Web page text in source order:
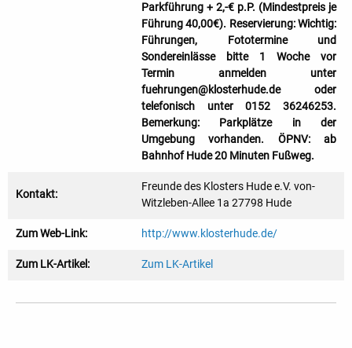
Parkführung + 2,-€ p.P. (Mindestpreis je
Führung 40,00€). Reservierung: Wichtig:
Führungen, Fototermine und
Sondereinlässe bitte 1 Woche vor
Termin anmelden unter
fuehrungen@klosterhude.de oder
telefonisch unter 0152 36246253.
Bemerkung: Parkplätze in der
Umgebung vorhanden. ÖPNV: ab
Bahnhof Hude 20 Minuten Fußweg.
Kontakt:
Freunde des Klosters Hude e.V. von-
Witzleben-Allee 1a 27798 Hude
Zum Web-Link: http://www.klosterhude.de/
Zum LK-Artikel: Zum LK-Artikel